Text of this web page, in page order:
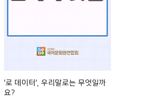
'로 데이터', 우리말로는 무엇일까
요?